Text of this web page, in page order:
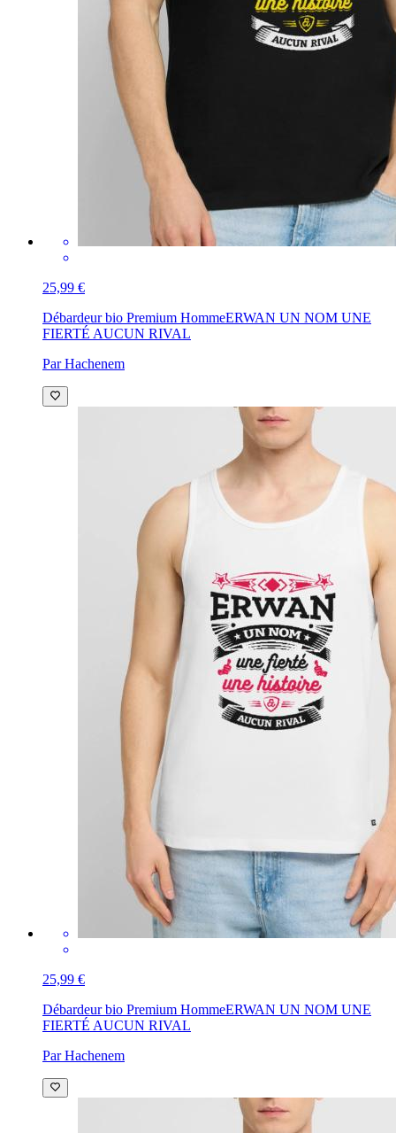
25,99 €
Débardeur bio Premium HommeERWAN UN NOM UNE
FIERTÉ AUCUN RIVAL
Par Hachenem
25,99 €
Débardeur bio Premium HommeERWAN UN NOM UNE
FIERTÉ AUCUN RIVAL
Par Hachenem